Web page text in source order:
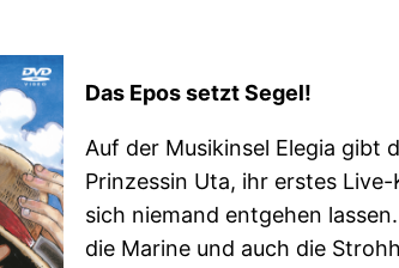
Das Epos setzt Segel!
Auf der Musikinsel Elegia gibt
Prinzessin Uta, ihr erstes
sich niemand entgehen
die Marine und auch die